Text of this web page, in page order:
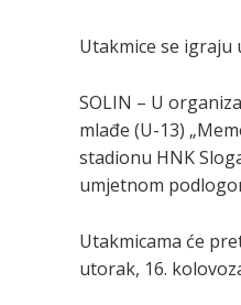
Utakmice se igraju
SOLIN – U
mlađe (U-13)
stadionu HNK
umjetnom
Utakmicama će
utorak, 16.